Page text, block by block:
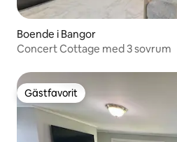
Boende i Bangor
Concert Cottage med 3 sovrum
Gästfavorit
Gästfavorit